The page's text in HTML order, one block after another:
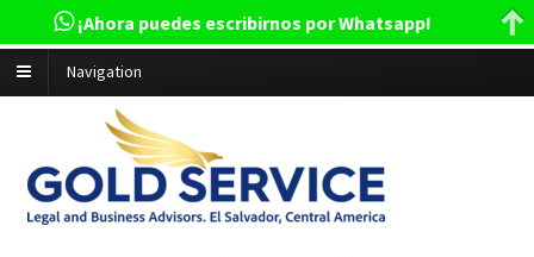
Navigation
¡Ahora puedes escribirnos por Whatsapp!